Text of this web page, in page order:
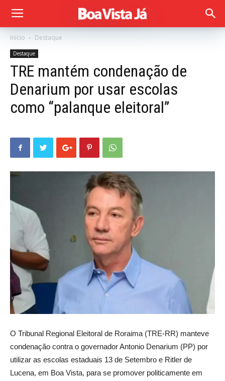
Início Destaque
Destaque
TRE mantém condenação de
Denarium por usar escolas
como “palanque eleitoral”
O Tribunal Regional Eleitoral de Roraima (TRE-RR) manteve
condenação contra o governador Antonio Denarium (PP) por
utilizar as escolas estaduais 13 de Setembro e Ritler de
Lucena, em Boa Vista, para se promover politicamente em